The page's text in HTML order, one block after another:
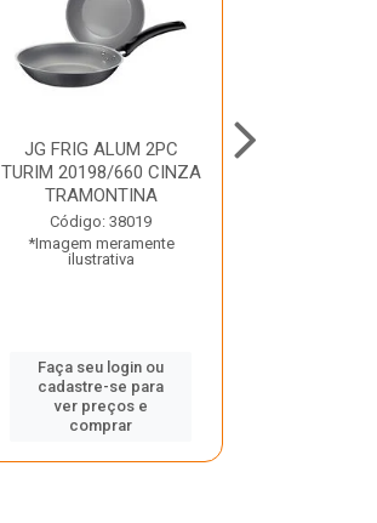
JG FRIG ALUM 2PC
TURIM 20198/660 CINZA
TRAMONTINA
Código: 38019
*Imagem meramente
ilustrativa
Faça seu login ou
cadastre-se para
ver preços e
comprar